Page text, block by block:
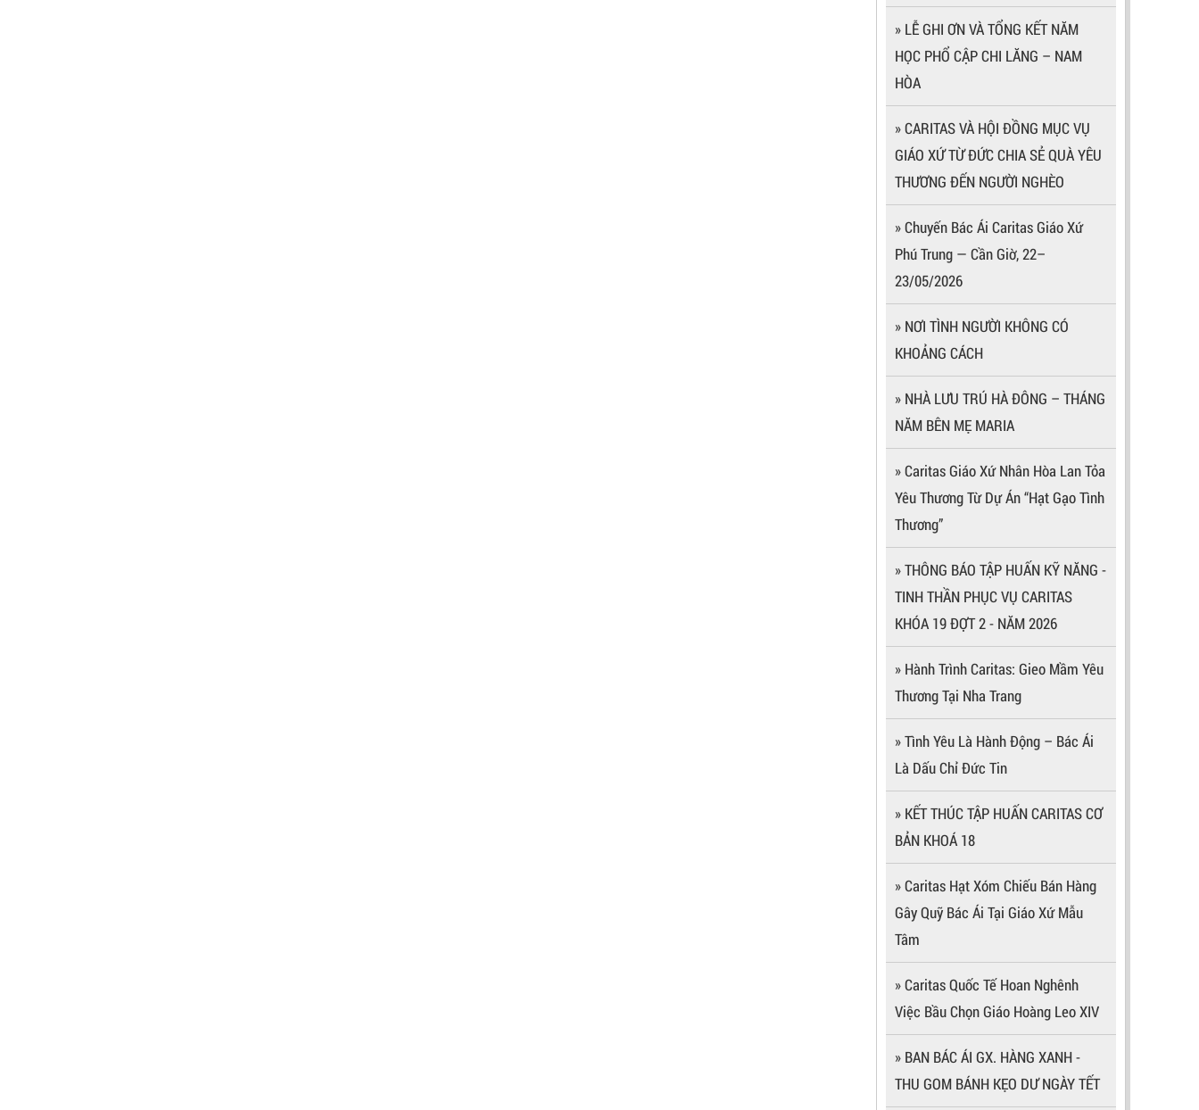
» LỄ GHI ƠN VÀ TỔNG KẾT NĂM
HỌC PHỔ CẬP CHI LĂNG – NAM
HÒA
» CARITAS VÀ HỘI ĐỒNG MỤC VỤ
GIÁO XỨ TỪ ĐỨC CHIA SẺ QUÀ YÊU
THƯƠNG ĐẾN NGƯỜI NGHÈO
» Chuyến Bác Ái Caritas Giáo Xứ
Phú Trung — Cần Giờ, 22–
23/05/2026
» NƠI TÌNH NGƯỜI KHÔNG CÓ
KHOẢNG CÁCH
» NHÀ LƯU TRÚ HÀ ĐÔNG – THÁNG
NĂM BÊN MẸ MARIA
» Caritas Giáo Xứ Nhân Hòa Lan Tỏa
Yêu Thương Từ Dự Án “Hạt Gạo Tình
Thương”
» THÔNG BÁO TẬP HUẤN KỸ NĂNG -
TINH THẦN PHỤC VỤ CARITAS
KHÓA 19 ĐỢT 2 - NĂM 2026
» Hành Trình Caritas: Gieo Mầm Yêu
Thương Tại Nha Trang
» Tình Yêu Là Hành Động – Bác Ái
Là Dấu Chỉ Đức Tin
» KẾT THÚC TẬP HUẤN CARITAS CƠ
BẢN KHOÁ 18
» Caritas Hạt Xóm Chiếu Bán Hàng
Gây Quỹ Bác Ái Tại Giáo Xứ Mẫu
Tâm
» Caritas Quốc Tế Hoan Nghênh
Việc Bầu Chọn Giáo Hoàng Leo XIV
» BAN BÁC ÁI GX. HÀNG XANH -
THU GOM BÁNH KẸO DƯ NGÀY TẾT